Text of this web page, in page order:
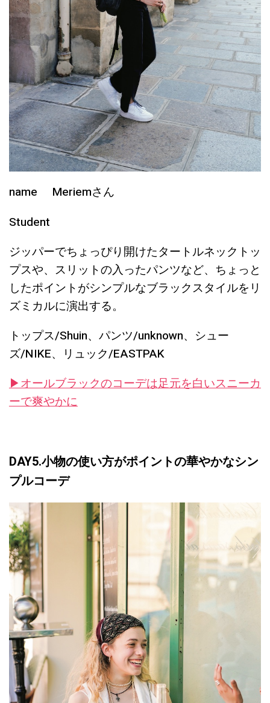
name Meriemさん
Student
ジッパーでちょっぴり開けたタートルネックトッ
プスや、スリットの入ったパンツなど、ちょっと
したポイントがシンプルなブラックスタイルをリ
ズミカルに演出する。
トップス/Shuin、パンツ/unknown、シュー
ズ/NIKE、リュック/EASTPAK
▶︎オールブラックのコーデは足元を白いスニーカ
ーで爽やかに
DAY5.小物の使い方がポイントの華やかなシン
プルコーデ